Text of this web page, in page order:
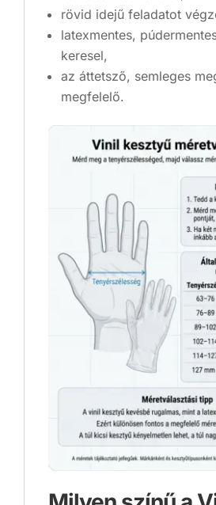
rövid idejű feladatot
latexmentes,
keresel,
az áttetsző, semleges
megfelelő.